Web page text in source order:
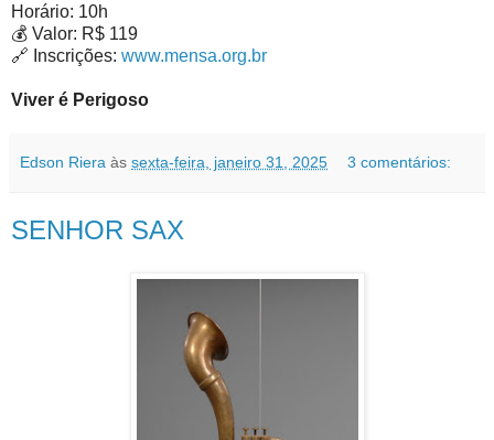
Horário: 10h
💰 Valor: R$ 119
🔗 Inscrições: www.mensa.org.br
Viver é Perigoso
Edson Riera às sexta-feira, janeiro 31, 2025 3 comentários:
SENHOR SAX